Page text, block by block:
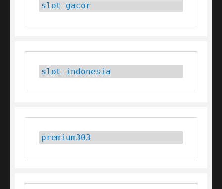
slot gacor
slot indonesia
premium303